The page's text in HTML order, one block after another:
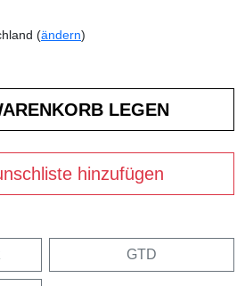
(ändern)
hinzufügen
GTD